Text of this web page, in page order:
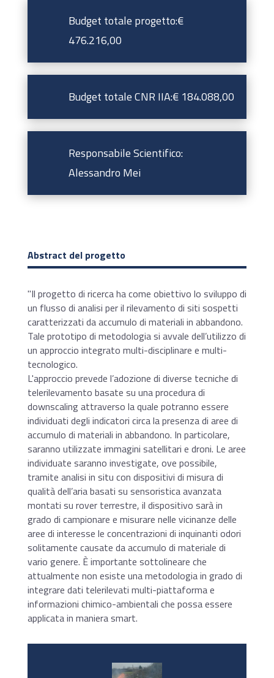
Budget totale progetto:€
476.216,00
Budget totale CNR IIA:€ 184.088,00
Responsabile Scientifico:
Alessandro Mei
Abstract del progetto
"Il progetto di ricerca ha come obiettivo lo sviluppo di
un flusso di analisi per il rilevamento di siti sospetti
caratterizzati da accumulo di materiali in abbandono.
Tale prototipo di metodologia si avvale dell’utilizzo di
un approccio integrato multi-disciplinare e multi-
tecnologico.
L'approccio prevede l’adozione di diverse tecniche di
telerilevamento basate su una procedura di
downscaling attraverso la quale potranno essere
individuati degli indicatori circa la presenza di aree di
accumulo di materiali in abbandono. In particolare,
saranno utilizzate immagini satellitari e droni. Le aree
individuate saranno investigate, ove possibile,
tramite analisi in situ con dispositivi di misura di
qualità dell’aria basati su sensoristica avanzata
montati su rover terrestre, il dispositivo sarà in
grado di campionare e misurare nelle vicinanze delle
aree di interesse le concentrazioni di inquinanti odori
solitamente causate da accumulo di materiale di
vario genere. È importante sottolineare che
attualmente non esiste una metodologia in grado di
integrare dati telerilevati multi-piattaforma e
informazioni chimico-ambientali che possa essere
applicata in maniera smart.